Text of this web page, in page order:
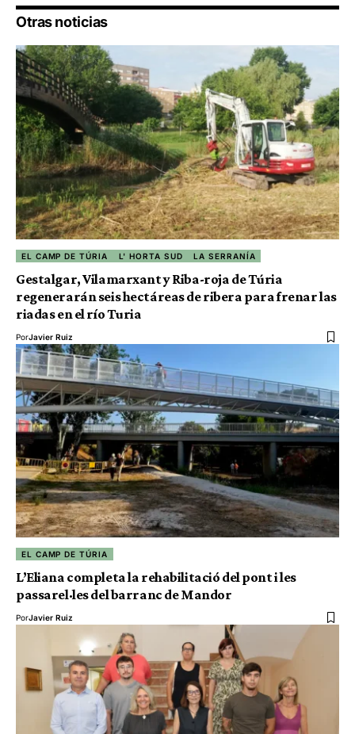
Otras noticias
EL CAMP DE TÚRIA L' HORTA SUD LA SERRANÍA
Gestalgar, Vilamarxant y Riba-roja de Túria
regenerarán seis hectáreas de ribera para frenar las
riadas en el río Turia
PorJavier Ruiz
EL CAMP DE TÚRIA
L’Eliana completa la rehabilitació del pont i les
passarel·les del barranc de Mandor
PorJavier Ruiz